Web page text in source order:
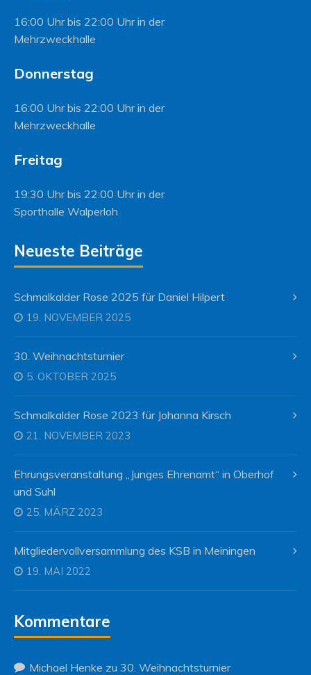
16:00 Uhr bis 22:00 Uhr in der
Mehrzweckhalle
Donnerstag
16:00 Uhr bis 22:00 Uhr in der
Mehrzweckhalle
Freitag
19:30 Uhr bis 22:00 Uhr in der
Sporthalle Walperloh
Neueste Beiträge
Schmalkalder Rose 2025 für Daniel Hilpert
19. NOVEMBER 2025
30. Weihnachtsturnier
5. OKTOBER 2025
Schmalkalder Rose 2023 für Johanna Kirsch
21. NOVEMBER 2023
Ehrungsveranstaltung „Junges Ehrenamt“ in Oberhof
und Suhl
25. MÄRZ 2023
Mitgliedervollversammlung des KSB in Meiningen
19. MAI 2022
Kommentare
Michael Henke zu 30. Weihnachtsturnier